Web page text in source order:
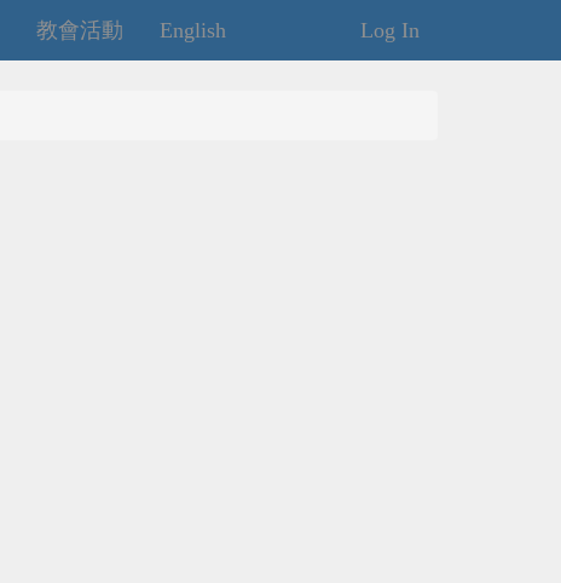
Log In
教會活動 English